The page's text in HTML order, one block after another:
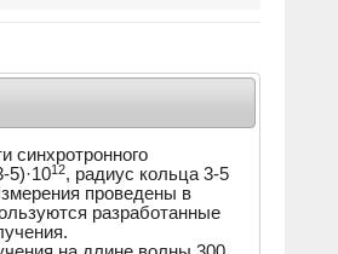
синхротронного
5)·1012, радиус кольца 3-5
проведены в
разработанные